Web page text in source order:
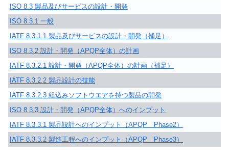
ISO 8.3 製品及びサービスの設計・開発
ISO 8.3.1 一般
IATF 8.3.1.1 製品及びサービスの設計・開発（補足）
ISO 8.3.2 設計・開発（APQP全体）の計画
IATF 8.3.2.1 設計・開発（APQP全体）の計画（補足）
IATF 8.3.2.2 製品設計の技能
IATF 8.3.2.3 組込みソフトウエアを持つ製品の開発
ISO 8.3.3 設計・開発（APQP全体）へのインプット
IATF 8.3.3.1 製品設計へのインプット（APQP Phase2）
IATF 8.3.3.2 製造工程へのインプット（APQP Phase3）